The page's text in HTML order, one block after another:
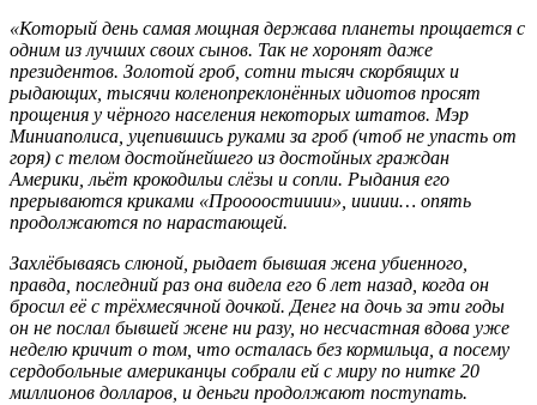
«Который день самая мощная держава планеты прощается с
одним из лучших своих сынов. Так не хоронят даже
президентов. Золотой гроб, сотни тысяч скорбящих и
рыдающих, тысячи коленопреклонённых идиотов просят
прощения у чёрного населения некоторых штатов. Мэр
Миниаполиса, уцепившись руками за гроб (чтоб не упасть от
горя) с телом достойнейшего из достойных граждан
Америки, льёт крокодильи слёзы и сопли. Рыдания его
прерываются криками «Проооостииии», иииии… опять
продолжаются по нарастающей.
Захлёбываясь слюной, рыдает бывшая жена убиенного,
правда, последний раз она видела его 6 лет назад, когда он
бросил её с трёхмесячной дочкой. Денег на дочь за эти годы
он не послал бывшей жене ни разу, но несчастная вдова уже
неделю кричит о том, что осталась без кормильца, а посему
сердобольные американцы собрали ей с миру по нитке 20
миллионов долларов, и деньги продолжают поступать.